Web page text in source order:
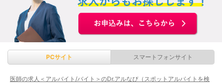
PCサイト スマートフォンサイト
医師の求人＜アルバイト/バイト＞のDr.アルなび（スポットアルバイトを検